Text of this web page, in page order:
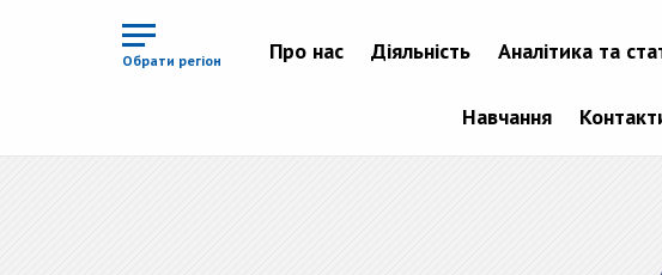
Обрати регіон Про нас Діяльність Аналітика та
Навчання